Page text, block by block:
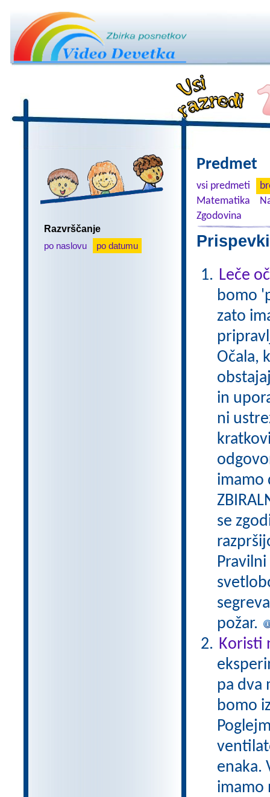
Razvrščanje
po naslovu
po datumu
Predmet
vsi predmeti
Matematika
Zgodovina
Leče
bomo
zato
Očala,
in
ni
imamo
se
požar.
Koristi
pa dva
bomo
enaka.
imamo